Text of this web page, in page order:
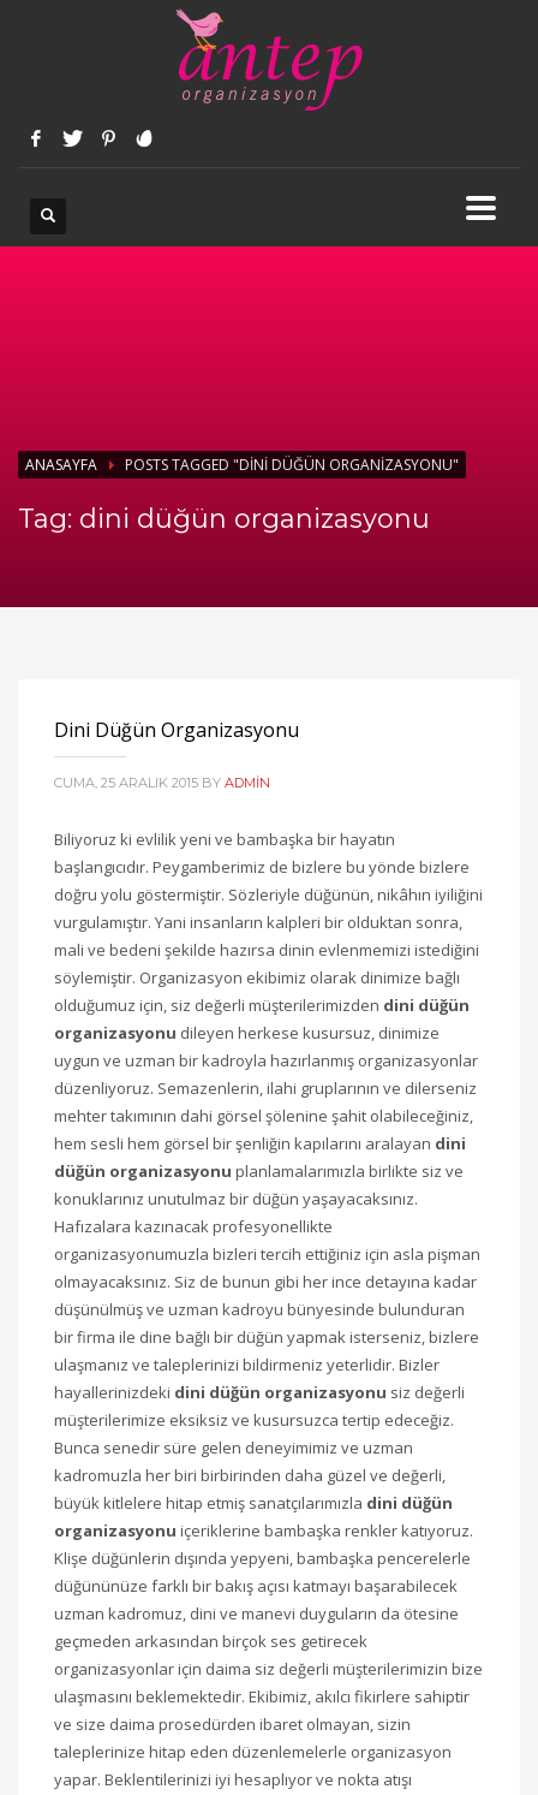
ANASAYFA POSTS TAGGED "DINI DÜĞÜN ORGANIZASYONU"
Tag: dini düğün organizasyonu
Dini Düğün Organizasyonu
CUMA, 25 ARALIK 2015 BY ADMIN
Biliyoruz ki evlilik yeni ve bambaşka bir hayatın
başlangıcıdır. Peygamberimiz de bizlere bu yönde bizlere
doğru yolu göstermiştir. Sözleriyle düğünün, nikâhın iyiliğini
vurgulamıştır. Yani insanların kalpleri bir olduktan sonra,
mali ve bedeni şekilde hazırsa dinin evlenmemizi istediğini
söylemiştir. Organizasyon ekibimiz olarak dinimize bağlı
olduğumuz için, siz değerli müşterilerimizden dini düğün
organizasyonu dileyen herkese kusursuz, dinimize
uygun ve uzman bir kadroyla hazırlanmış organizasyonlar
düzenliyoruz. Semazenlerin, ilahi gruplarının ve dilerseniz
mehter takımının dahi görsel şölenine şahit olabileceğiniz,
hem sesli hem görsel bir şenliğin kapılarını aralayan dini
düğün organizasyonu planlamalarımızla birlikte siz ve
konuklarınız unutulmaz bir düğün yaşayacaksınız.
Hafızalara kazınacak profesyonellikte
organizasyonumuzla bizleri tercih ettiğiniz için asla pişman
olmayacaksınız. Siz de bunun gibi her ince detayına kadar
düşünülmüş ve uzman kadroyu bünyesinde bulunduran
bir firma ile dine bağlı bir düğün yapmak isterseniz, bizlere
ulaşmanız ve taleplerinizi bildirmeniz yeterlidir. Bizler
hayallerinizdeki dini düğün organizasyonu siz değerli
müşterilerimize eksiksiz ve kusursuzca tertip edeceğiz.
Bunca senedir süre gelen deneyimimiz ve uzman
kadromuzla her biri birbirinden daha güzel ve değerli,
büyük kitlelere hitap etmiş sanatçılarımızla dini düğün
organizasyonu içeriklerine bambaşka renkler katıyoruz.
Klişe düğünlerin dışında yepyeni, bambaşka pencerelerle
düğününüze farklı bir bakış açısı katmayı başarabilecek
uzman kadromuz, dini ve manevi duyguların da ötesine
geçmeden arkasından birçok ses getirecek
organizasyonlar için daima siz değerli müşterilerimizin bize
ulaşmasını beklemektedir. Ekibimiz, akılcı fikirlere sahiptir
ve size daima prosedürden ibaret olmayan, sizin
taleplerinize hitap eden düzenlemelerle organizasyon
yapar. Beklentilerinizi iyi hesaplıyor ve nokta atışı